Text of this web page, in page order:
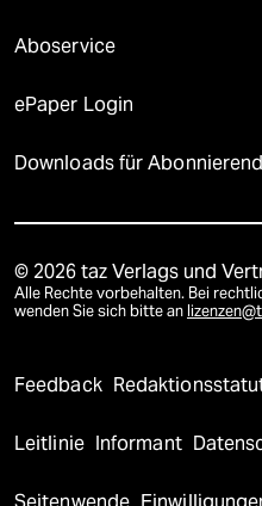
Aboservice
ePaper Login
Downloads für
© 2026 taz Verlags und
Alle Rechte vorbehalten. Bei
wenden Sie sich bitte an
Feedback
Leitlinie Informant
Seitenwende